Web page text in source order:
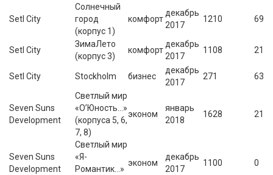
Setl City
Солнечный
город
(корпус 1)
комфорт
декабрь
2017
1210 69
Setl City
ЗимаЛето
(корпус 3)
комфорт
декабрь
2017
1108 21
Setl City Stockholm бизнес
декабрь
2017
271 63
Seven Suns
Development
Светлый мир
«О’Юность…»
(корпуса 5, 6,
7, 8)
эконом
январь
2018
1628 21
Seven Suns
Development
Светлый мир
«Я-
Романтик…»
эконом
декабрь
2017
1100 0